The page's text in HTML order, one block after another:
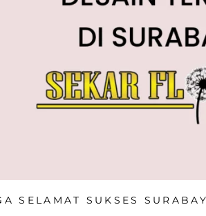
SELAMAT SUKSES